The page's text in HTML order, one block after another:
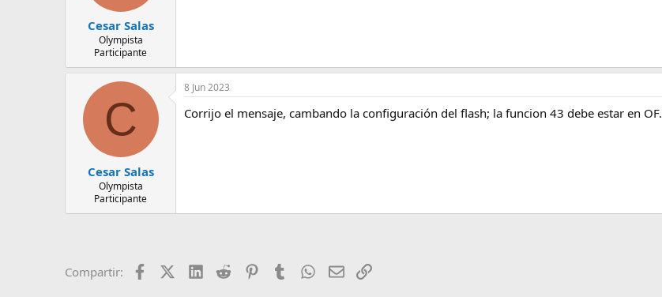
Cesar Salas
Olympista
Participante
C
Cesar Salas
Olympista
Participante
8 Jun 2023
Corrijo el mensaje, cambando la configuración del flash; la funcion 43 debe estar en OF.
Compartir: FacebookX (Twitter)
LinkedIn
Reddit PinterestTumblrWhatsApp
EmailEnlace